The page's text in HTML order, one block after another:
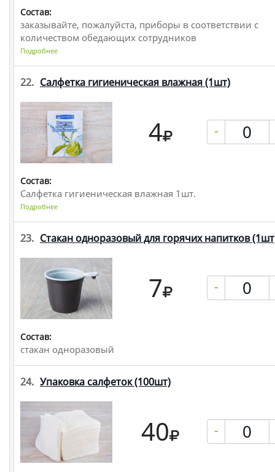
Состав:
заказывайте, пожалуйста, приборы в соответствии с
количеством обедающих сотрудников
Подробнее
22. Салфетка гигиеническая влажная(1шт)
4 -
Состав:
Салфетка гигиеническая влажная 1шт.
Подробнее
23. Стакан одноразовый для горячих напитков
7 -
Состав:
стакан одноразовый
24. Упаковка салфеток(100шт)
40 -